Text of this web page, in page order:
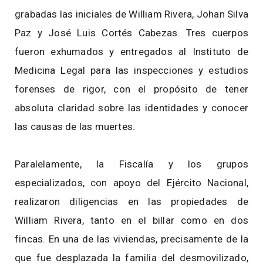
grabadas las iniciales de William Rivera, Johan Silva
Paz y José Luis Cortés Cabezas. Tres cuerpos
fueron exhumados y entregados al Instituto de
Medicina Legal para las inspecciones y estudios
forenses de rigor, con el propósito de tener
absoluta claridad sobre las identidades y conocer
las causas de las muertes.
Paralelamente, la Fiscalía y los grupos
especializados, con apoyo del Ejército Nacional,
realizaron diligencias en las propiedades de
William Rivera, tanto en el billar como en dos
fincas. En una de las viviendas, precisamente de la
que fue desplazada la familia del desmovilizado,